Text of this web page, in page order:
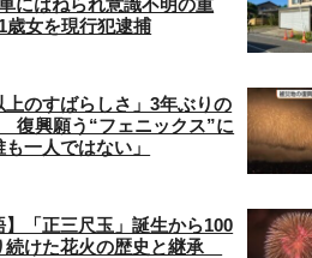
にはねられ意識不明の重
女を現行犯逮捕
上のすばらしさ」3年ぶりの
復興願う“フェニックス”に
一人ではない」
】「正三尺玉」誕生から100
けた花火の歴史と継承